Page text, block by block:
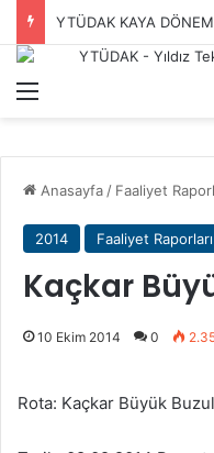
YTÜDAK KAYA
Anasayfa / Faaliyet
2014 Faaliyet Raporları
Kaçkar
10 Ekim 2014 0
Rota: Kaçkar Büyük